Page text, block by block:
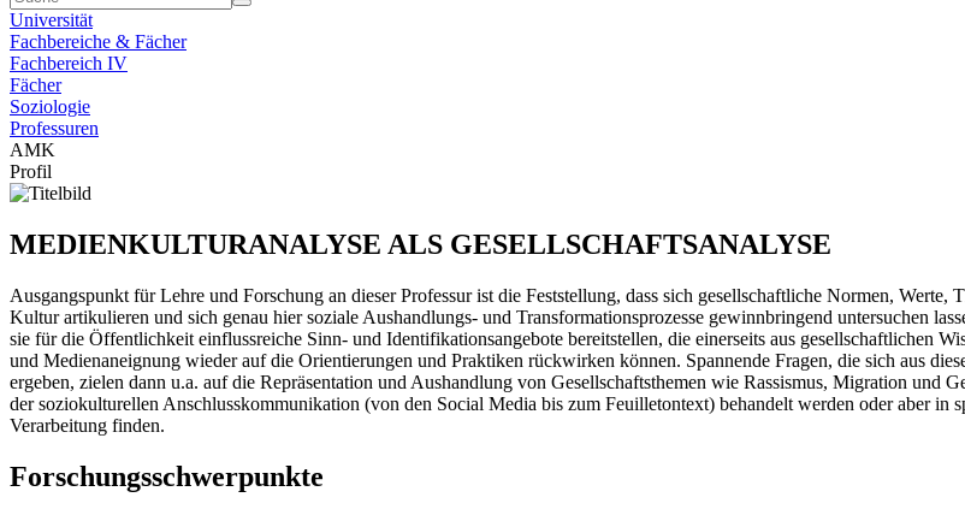
Universität
Fachbereiche & Fächer
Fachbereich IV
Fächer
Soziologie
Professuren
AMK
Profil
MEDIENKULTURANALYSE ALS GESELLSCHAFTSANALYSE
Ausgangspunkt für Lehre und Forschung an dieser Professur ist die Feststellung, dass sich gesellschaftliche Normen,
Kultur artikulieren und sich genau hier soziale Aushandlungs- und Transformationsprozesse gewinnbringend untersuchen
sie für die Öffentlichkeit einflussreiche Sinn- und Identifikationsangebote bereitstellen, die einerseits aus gesellschaftlichen
und Medienaneignung wieder auf die Orientierungen und Praktiken rückwirken können. Spannende Fragen, die sich aus
ergeben, zielen dann u.a. auf die Repräsentation und Aushandlung von Gesellschaftsthemen wie Rassismus, Migration
der soziokulturellen Anschlusskommunikation (von den Social Media bis zum Feuilletontext) behandelt werden oder aber in
Verarbeitung finden.
Forschungsschwerpunkte